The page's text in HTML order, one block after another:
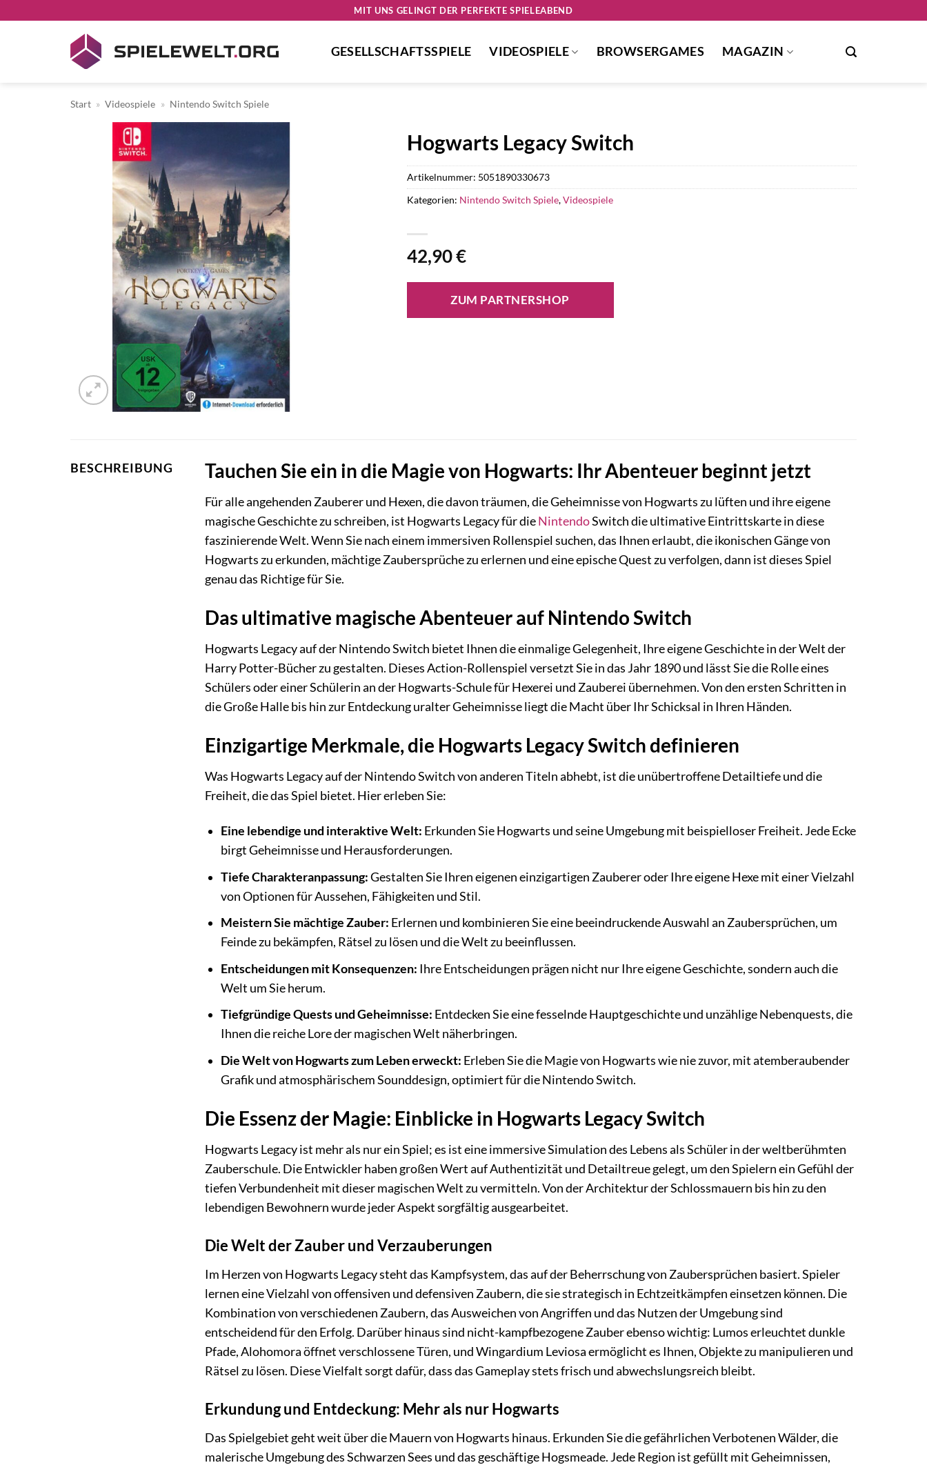
MIT UNS GELINGT DER PERFEKTE SPIELEABEND
GESELLSCHAFTSSPIELE VIDEOSPIELE BROWSERGAMES MAGAZIN
Start » Videospiele » Nintendo Switch Spiele
Hogwarts Legacy Switch
42,90€
ZUM PARTNERSHOP
Artikelnummer: 5051890330673
Kategorien: Nintendo Switch Spiele,Videospiele
BESCHREIBUNG Tauchen Sie ein in die Magie von Hogwarts: Ihr Abenteuer beginnt jetzt
Für alle angehenden Zauberer und Hexen, die davon träumen, die Geheimnisse von Hogwarts zu lüften und ihre eigene
magische Geschichte zu schreiben, ist Hogwarts Legacy für dieNintendoSwitch die ultimative Eintrittskarte in diese
faszinierende Welt. Wenn Sie nach einem immersiven Rollenspiel suchen, das Ihnen erlaubt, die ikonischen Gänge von
Hogwarts zu erkunden, mächtige Zaubersprüche zu erlernen und eine epische Quest zu verfolgen, dann ist dieses Spiel
genau das Richtige für Sie.
Das ultimative magische Abenteuer auf Nintendo Switch
Hogwarts Legacy auf der Nintendo Switch bietet Ihnen die einmalige Gelegenheit, Ihre eigene Geschichte in der Welt der
Harry Potter-Bücher zu gestalten. Dieses Action-Rollenspiel versetzt Sie in das Jahr 1890 und lässt Sie die Rolle eines
Schülers oder einer Schülerin an der Hogwarts-Schule für Hexerei und Zauberei übernehmen. Von den ersten Schritten in
die Große Halle bis hin zur Entdeckung uralter Geheimnisse liegt die Macht über Ihr Schicksal in Ihren Händen.
Einzigartige Merkmale, die Hogwarts Legacy Switch definieren
Was Hogwarts Legacy auf der Nintendo Switch von anderen Titeln abhebt, ist die unübertroffene Detailtiefe und die
Freiheit, die das Spiel bietet. Hier erleben Sie:
Eine lebendige und interaktive Welt: Erkunden Sie Hogwarts und seine Umgebung mit beispielloser Freiheit. Jede Ecke
birgt Geheimnisse und Herausforderungen.
Tiefe Charakteranpassung:Gestalten Sie Ihren eigenen einzigartigen Zauberer oder Ihre eigene Hexe mit einer Vielzahl
von Optionen für Aussehen, Fähigkeiten und Stil.
Meistern Sie mächtige Zauber: Erlernen und kombinieren Sie eine beeindruckende Auswahl an Zaubersprüchen, um
Feinde zu bekämpfen, Rätsel zu lösen und die Welt zu beeinflussen.
Entscheidungen mit Konsequenzen: Ihre Entscheidungen prägen nicht nur Ihre eigene Geschichte, sondern auch die
Welt um Sie herum.
Tiefgründige Quests und Geheimnisse: Entdecken Sie eine fesselnde Hauptgeschichte und unzählige Nebenquests, die
Ihnen die reiche Lore der magischen Welt näherbringen.
Die Welt von Hogwarts zum Leben erweckt: Erleben Sie die Magie von Hogwarts wie nie zuvor, mit atemberaubender
Grafik und atmosphärischem Sounddesign, optimiert für die Nintendo Switch.
Die Essenz der Magie: Einblicke in Hogwarts Legacy Switch
Hogwarts Legacy ist mehr als nur ein Spiel; es ist eine immersive Simulation des Lebens als Schüler in der weltberühmten
Zauberschule. Die Entwickler haben großen Wert auf Authentizität und Detailtreue gelegt, um den Spielern ein Gefühl der
tiefen Verbundenheit mit dieser magischen Welt zu vermitteln. Von der Architektur der Schlossmauern bis hin zu den
lebendigen Bewohnern wurde jeder Aspekt sorgfältig ausgearbeitet.
Die Welt der Zauber und Verzauberungen
Im Herzen von Hogwarts Legacy steht das Kampfsystem, das auf der Beherrschung von Zaubersprüchen basiert. Spieler
lernen eine Vielzahl von offensiven und defensiven Zaubern, die sie strategisch in Echtzeitkämpfen einsetzen können. Die
Kombination von verschiedenen Zaubern, das Ausweichen von Angriffen und das Nutzen der Umgebung sind
entscheidend für den Erfolg. Darüber hinaus sind nicht-kampfbezogene Zauber ebenso wichtig: Lumos erleuchtet dunkle
Pfade, Alohomora öffnet verschlossene Türen, und Wingardium Leviosa ermöglicht es Ihnen, Objekte zu manipulieren und
Rätsel zu lösen. Diese Vielfalt sorgt dafür, dass das Gameplay stets frisch und abwechslungsreich bleibt.
Erkundung und Entdeckung: Mehr als nur Hogwarts
Das Spielgebiet geht weit über die Mauern von Hogwarts hinaus. Erkunden Sie die gefährlichen Verbotenen Wälder, die
malerische Umgebung des Schwarzen Sees und das geschäftige Hogsmeade. Jede Region ist gefüllt mit Geheimnissen,